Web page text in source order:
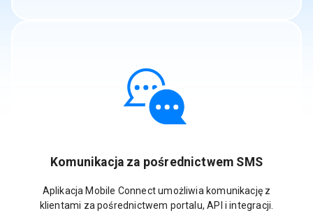
Komunikacja za pośrednictwem SMS
Aplikacja Mobile Connect umożliwia komunikację z
klientami za pośrednictwem portalu, API i integracji.